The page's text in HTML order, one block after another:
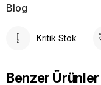
Blog
Kritik Stok
Benzer Ürünler